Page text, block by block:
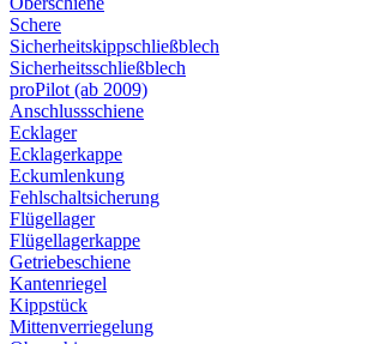
Schere
Sicherheitskippschließblech
Sicherheitsschließblech
proPilot (ab 2009)
Anschlussschiene
Ecklager
Ecklagerkappe
Eckumlenkung
Fehlschaltsicherung
Flügellager
Flügellagerkappe
Getriebeschiene
Kantenriegel
Kippstück
Mittenverriegelung